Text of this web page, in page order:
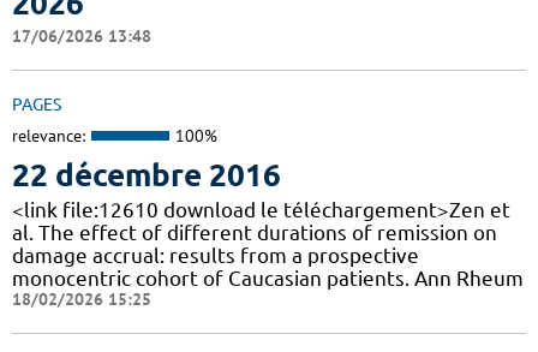
17/06/2026 13:48
PAGES
relevance: 100%
22 décembre 2016
<link file:12610 download le téléchargement>Zen et
al. The effect of different durations of remission on
damage accrual: results from a prospective
monocentric cohort of Caucasian patients. Ann Rheum
18/02/2026 15:25